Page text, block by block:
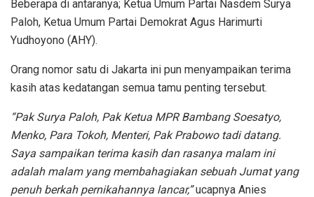
Beberapa di antaranya; Ketua Umum Partai Nasdem Surya
Paloh, Ketua Umum Partai Demokrat Agus Harimurti
Yudhoyono (AHY).
Orang nomor satu di Jakarta ini pun menyampaikan terima
kasih atas kedatangan semua tamu penting tersebut.
“Pak Surya Paloh, Pak Ketua MPR Bambang Soesatyo,
Menko, Para Tokoh, Menteri, Pak Prabowo tadi datang.
Saya sampaikan terima kasih dan rasanya malam ini
adalah malam yang membahagiakan sebuah Jumat yang
penuh berkah pernikahannya lancar,”ucapnya Anies